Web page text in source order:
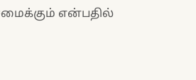
என்பதில்